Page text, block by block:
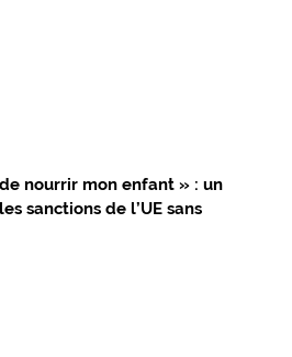
nourrir mon enfant » : un
sanctions de l’UE sans